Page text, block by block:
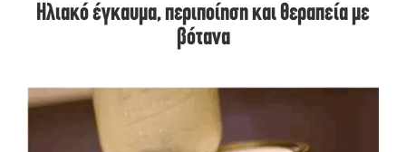
Ηλιακό έγκαυμα, περιποίηση και θεραπεία με
βότανα